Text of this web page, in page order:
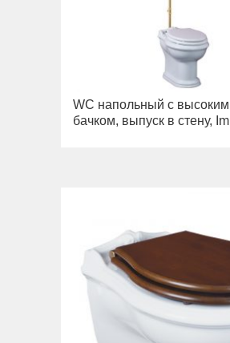
WC напольный с высоким
бачком, выпуск в стену,